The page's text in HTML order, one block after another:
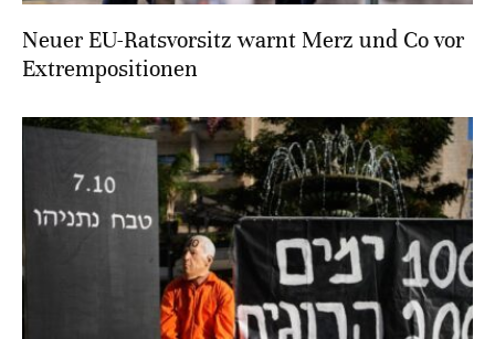
Neuer EU-Ratsvorsitz warnt Merz und Co vor
Extrempositionen